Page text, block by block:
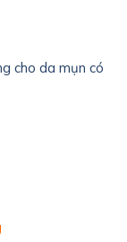
cho da mụn có